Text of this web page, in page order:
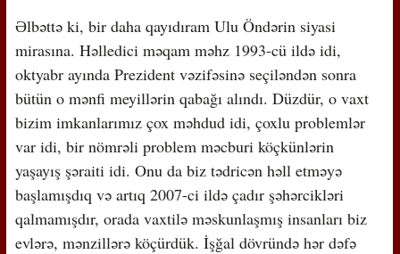
Əlbəttə ki, bir daha qayıdıram Ulu Öndərin siyasi
mirasına. Həlledici məqam məhz 1993-cü ildə idi,
oktyabr ayında Prezident vəzifəsinə seçiləndən sonra
bütün o mənfi meyillərin qabağı alındı. Düzdür, o vaxt
bizim imkanlarımız çox məhdud idi, çoxlu problemlər
var idi, bir nömrəli problem məcburi köçkünlərin
yaşayış şəraiti idi. Onu da biz tədricən həll etməyə
başlamışdıq və artıq 2007-ci ildə çadır şəhərcikləri
qalmamışdır, orada vaxtilə məskunlaşmış insanları biz
evlərə, mənzillərə köçürdük. İşğal dövründə hər dəfə